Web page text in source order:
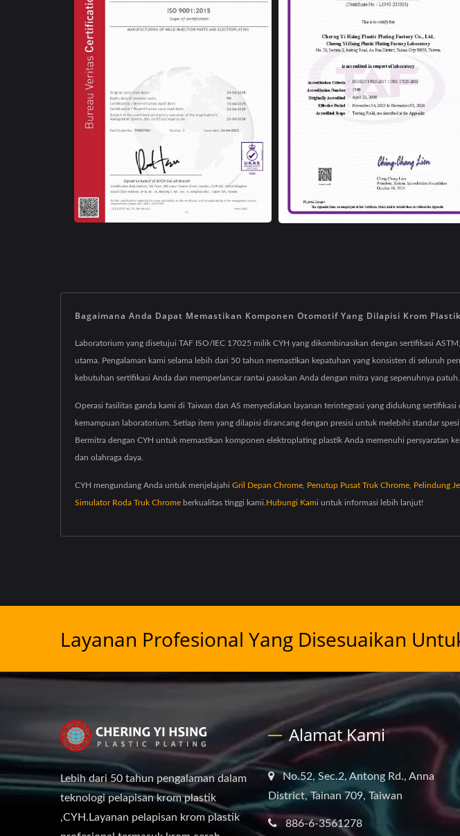
Bagaimana Anda Dapat Memastikan Komponen Otomotif Yang Dilapisi Krom
Laboratorium yang disetujui TAF ISO/IEC 17025 milik CYH yang dikombinasikan dengan sertifikasi
utama. Pengalaman kami selama lebih dari 50 tahun memastikan kepatuhan yang konsisten di seluruh
kebutuhan sertifikasi Anda dan memperlancar rantai pasokan Anda dengan mitra yang sepenuhnya patuh.
Operasi fasilitas ganda kami di Taiwan dan AS menyediakan layanan terintegrasi yang didukung
kemampuan laboratorium. Setiap item yang dilapisi dirancang dengan presisi untuk melebihi standar
Bermitra dengan CYH untuk memastikan komponen elektroplating plastik Anda memenuhi persyaratan
dan olahraga daya.
CYH mengundang Anda untuk menjelajahi Gril Depan Chrome Penutup Pusat Truk Chrome Pelindung
Simulator Roda Truk Chrome berkualitas tinggi kami. Hubungi Kami untuk informasi lebih lanjut!
Layanan Profesional Yang Disesuaikan
Lebih dari 50 tahun pengalaman dalam
teknologi pelapisan krom plastik
,CYH.Layanan pelapisan krom plastik
Alamat Kami
No.52, Sec.2, Antong Rd., Anna
District, Tainan 709, Taiwan
886-6-3561278